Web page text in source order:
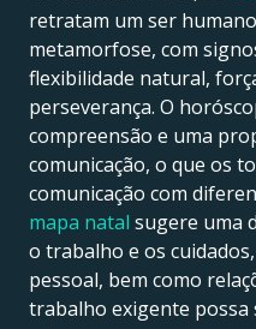
retratam um ser humano
metamorfose, com
flexibilidade natural,
perseverança. O
compreensão e uma
comunicação, o que os
comunicação com
mapa natal sugere uma
o trabalho e os cuidados,
pessoal, bem como
trabalho exigente possa